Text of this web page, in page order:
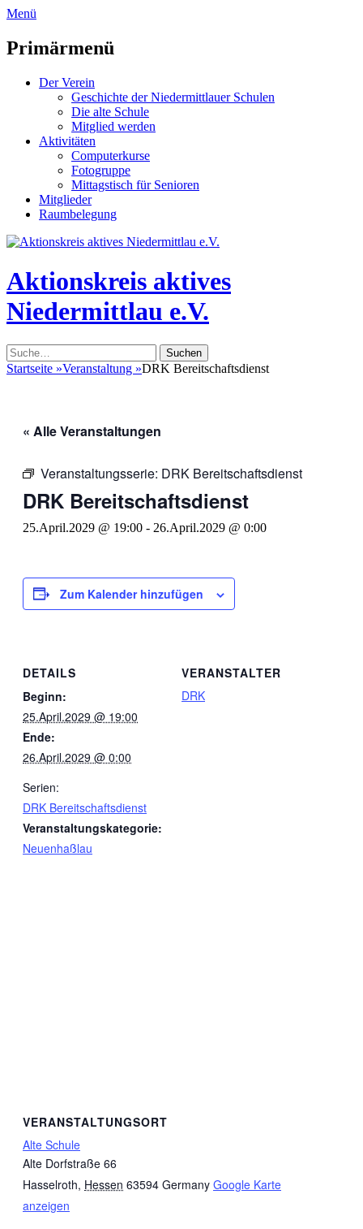
zum
überspringen
Menü
Primärmenü
Der Verein
Geschichte der Niedermittlauer Schulen
Die alte Schule
Mitglied werden
Aktivitäten
Computerkurse
Fotogruppe
Mittagstisch für Senioren
Mitglieder
Raumbelegung
Header
Aktionskreis aktives
Niedermittlau e.V.
Suche
nach:
Startseite »Veranstaltung »DRK Bereitschaftsdienst
« Alle Veranstaltungen
Veranstaltungsserie: DRK Bereitschaftsdienst
DRK Bereitschaftsdienst
25.April.2029 @ 19:00 - 26.April.2029 @ 0:00
Zum Kalender hinzufügen
DETAILS
Beginn:
25.April.2029 @ 19:00
Ende:
26.April.2029 @ 0:00
Serien:
DRK Bereitschaftsdienst
Veranstaltungskategorie:
Neuenhaßlau
VERANSTALTER
DRK
VERANSTALTUNGSORT
Alte Schule
Alte Dorfstraße 66
Hasselroth, Hessen 63594 Germany Google Karte
anzeigen